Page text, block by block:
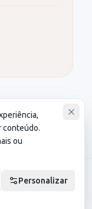
e não é um
conteúdo.
ou
Personalizar